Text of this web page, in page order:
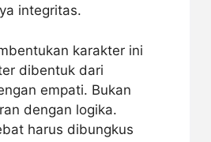
integritas.
karakter ini
dibentuk dari
empati. Bukan
dengan logika.
harus dibungkus